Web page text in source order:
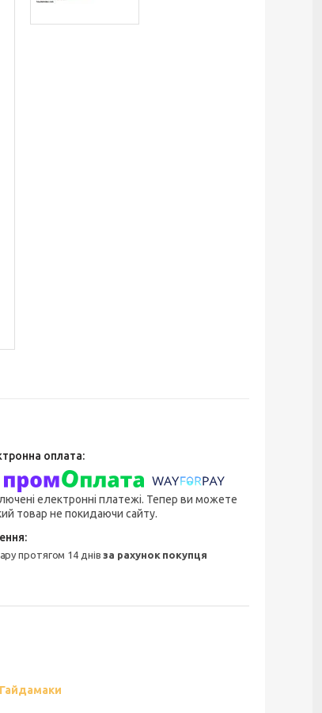
електронні платежі. Тепер ви можете
товар не покидаючи сайту.
протягом 14 днівза рахунок покупця